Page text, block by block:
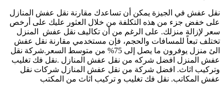
نقل عفش في الجيزة يمكن أن تساعدك مقارنة نقل عفش المنازل
على خفض جزء من هذه التكلفة من خلال العثور عليك على أرخص
سعر لإزالة منزلك. على الرغم من أن تكاليف نقل عفش المنزل
تختلف تبعاً للمسافات والحجم، فإن مستخدمي مقارنة نقل عفش
الئ منزل يوفرون ما يصل إلى 75% من متوسط ​​السعر.شركة نقل
عفش المنزل افضل شركه من نقل عفش المنازل .نقل فك تغليب
وتركيب اثاث. افضل شركة من نقل عفش المنازل شركات نقل
عفش المكاتب. نقل فك تغليب و تركيب اثاث من المكتب